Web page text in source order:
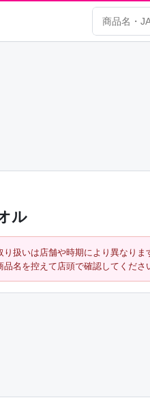
商品検索
ル
り扱いは店舗や時期により異なり
品名を控えて店頭で確認してくださ